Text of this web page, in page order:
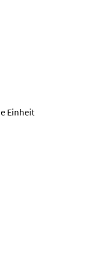
Einheit